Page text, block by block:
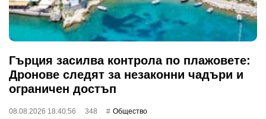
Гърция засилва контрола по плажовете:
Дронове следят за незаконни чадъри и
ограничен достъп
08.08.2026 18:40:56 348 Общество